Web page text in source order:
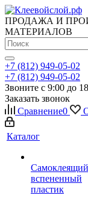
ПРОДАЖА И
МАТЕРИАЛОВ
+7 (812) 949-05-02
+7 (812) 949-05-02
Звоните с 9:00 до
Заказать звонок
Сравнение0
Каталог
вспененный
пластик